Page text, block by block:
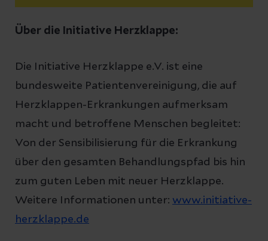
Über die Initiative Herzklappe:
Die Initiative Herzklappe e.V. ist eine
bundesweite Patientenvereinigung, die auf
Herzklappen-Erkrankungen aufmerksam
macht und betroffene Menschen begleitet:
Von der Sensibilisierung für die Erkrankung
über den gesamten Behandlungspfad bis hin
zum guten Leben mit neuer Herzklappe.
Weitere Informationen unter: www.initiative-
herzklappe.de